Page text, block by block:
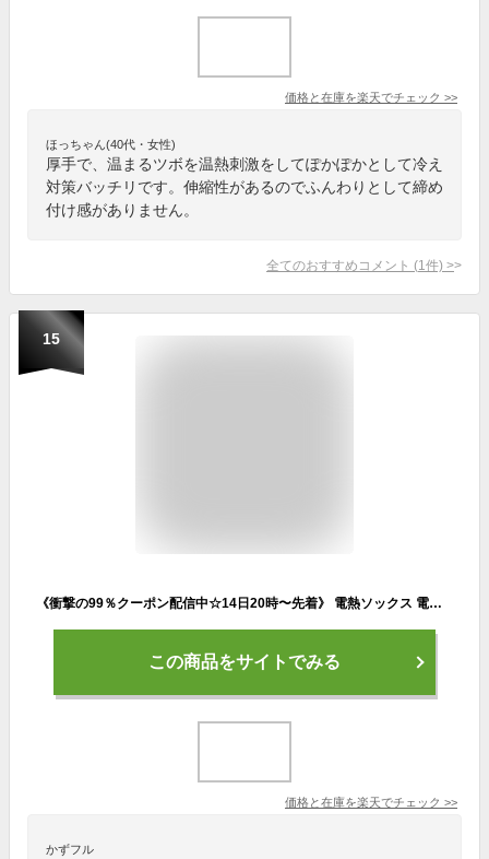
価格と在庫を楽天でチェック >>
ほっちゃん(40代・女性)
厚手で、温まるツボを温熱刺激をしてぽかぽかとして冷え
対策バッチリです。伸縮性があるのでふんわりとして締め
付け感がありません。
全てのおすすめコメント (1 件) >
15
《衝撃の99％クーポン配信中☆14日20時〜先着》 電熱ソックス 電気靴下 ウォームソックス 電気くつ下 ヒーター 靴下 ヒートソックス 即暖 ヒートオーバーフット バッテリーセット 450080 アタックベース APEX WIN 水洗い可 厚手 秋冬 冬用 屋外 足元 防寒対策 保温
この商品をサイトでみる
価格と在庫を楽天でチェック >>
かずフル